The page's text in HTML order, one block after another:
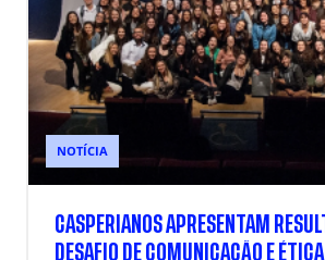
NOTÍCIA
CASPERIANOS APRESENTAM
DESAFIO DE COMUNICAÇÃO E